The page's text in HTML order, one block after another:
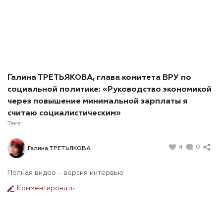
Галина ТРЕТЬЯКОВА, глава комитета ВРУ по
социальной политике: «Руководство экономикой
через повышение минимальной зарплаты я
считаю социалистическим»
Тема:
Галина ТРЕТЬЯКОВА 4 0
Полная видео - версия интервью
Комментировать